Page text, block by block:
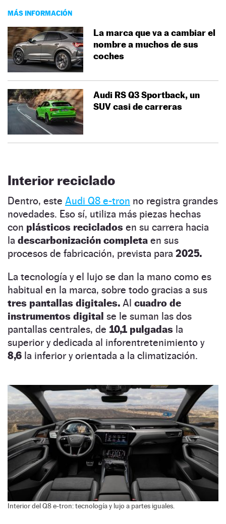
MÁS INFORMACIÓN
La marca que va a cambiar el
nombre a muchos de sus
coches
Audi RS Q3 Sportback, un
SUV casi de carreras
Interior reciclado
Dentro, este Audi Q8 e-tron no registra grandes
novedades. Eso sí, utiliza más piezas hechas
con plásticos reciclados en su carrera hacia
la descarbonización completa en sus
procesos de fabricación, prevista para 2025.
La tecnología y el lujo se dan la mano como es
habitual en la marca, sobre todo gracias a sus
tres pantallas digitales. Al cuadro de
instrumentos digital se le suman las dos
pantallas centrales, de 10,1 pulgadas la
superior y dedicada al inforentretenimiento y
8,6 la inferior y orientada a la climatización.
Interior del Q8 e-tron: tecnología y lujo a partes iguales.